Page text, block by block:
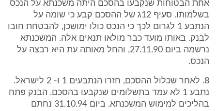
אחת הבטוחות שנקבעו בהסכם היתה משכנתא על הנכס
בשלמותו. סעיף 12ג של ההסכם קבע כי שומה על
הנתבע 1 לגרום לכך כי הנכס כולו ימושכן, להבטחת חובו
לבנק. באותו מועד כבר מולאו תנאים אלה. המשכנתא
נרשמה ביום 27.11.90, והחל מאותה עת היא רבצה על
הנכס.
8. לאחר שכלול ההסכם, חזרו הנתבעים 1 ו- 2 לישראל.
נתבע 1 לא עמד בתשלומים שנקבעו בהסכם. הבנק פתח
בהליכים למימוש המשכנתא. ביום 31.10.94 נחתם